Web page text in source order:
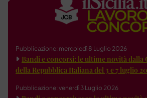
Pubblicazione: mercoledì 8 Luglio 2026
Bandi e concorsi: le ultime novità dalla
della Repubblica Italiana del 3 e 7 luglio
Pubblicazione: venerdì 3 Luglio 2026